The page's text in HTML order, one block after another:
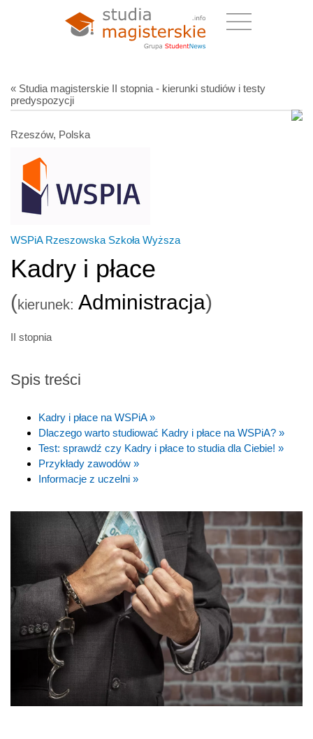
« Studia magisterskie II stopnia - kierunki studiów i testy
predyspozycji
Rzeszów, Polska
WSPiA Rzeszowska Szkoła Wyższa
Kadry i płace
(kierunek: Administracja)
II stopnia
Spis treści
Kadry i płace na WSPiA »
Dlaczego warto studiować Kadry i płace na WSPiA? »
Test: sprawdź czy Kadry i płace to studia dla Ciebie! »
Przykłady zawodów »
Informacje z uczelni »